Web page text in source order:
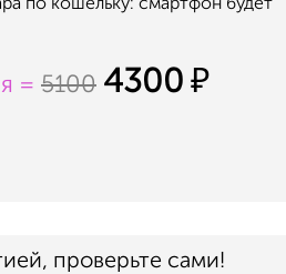
= 5100 4300
проверьте сами!